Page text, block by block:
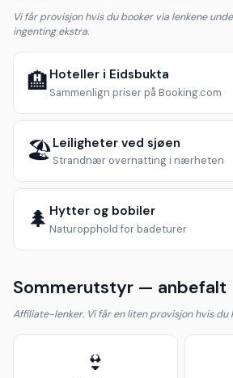
Vi får provisjon hvis du booker via lenkene
ingenting ekstra.
🏨 Hoteller i Eidsbukta
Sammenlign priser på Booking.com
🏖️ Leiligheter ved sjøen
Strandnær overnatting i nærheten
🌲 Hytter og bobiler
Naturopphold for badeturer
Sommerutstyr — anbefalt
Affiliate-lenker. Vi får en liten provisjon hvis du
👙